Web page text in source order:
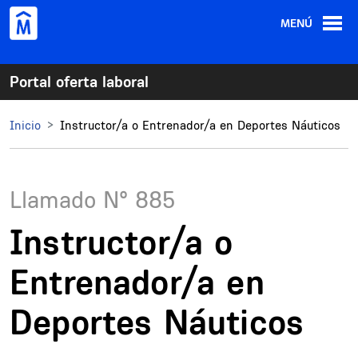
Pasar al contenido principal
MENÚ
Portal oferta laboral
Inicio Instructor/a o Entrenador/a en Deportes Náuticos
Llamado N° 885
Instructor/a o
Entrenador/a en
Deportes Náuticos